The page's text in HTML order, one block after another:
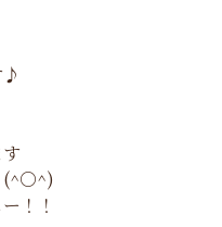
♪
(^○^)
！！